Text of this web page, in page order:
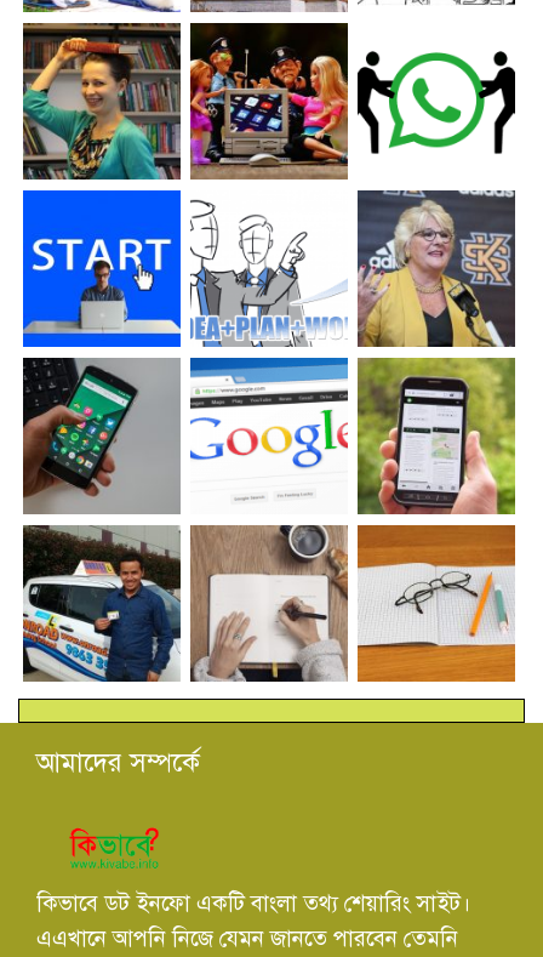
আমাদের সম্পর্কে
কিভাবে ডট ইনফো একটি বাংলা তথ্য শেয়ারিং সাইট।
এএখানে আপনি নিজে যেমন জানতে পারবেন তেমনি